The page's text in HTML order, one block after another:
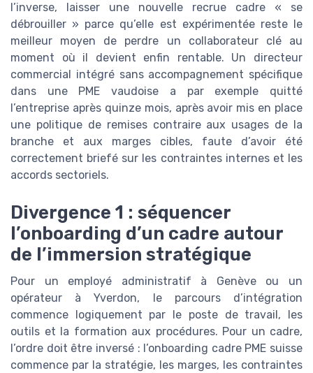
l’inverse, laisser une nouvelle recrue cadre « se
débrouiller » parce qu’elle est expérimentée reste le
meilleur moyen de perdre un collaborateur clé au
moment où il devient enfin rentable. Un directeur
commercial intégré sans accompagnement spécifique
dans une PME vaudoise a par exemple quitté
l’entreprise après quinze mois, après avoir mis en place
une politique de remises contraire aux usages de la
branche et aux marges cibles, faute d’avoir été
correctement briefé sur les contraintes internes et les
accords sectoriels.
Divergence 1 : séquencer
l’onboarding d’un cadre autour
de l’immersion stratégique
Pour un employé administratif à Genève ou un
opérateur à Yverdon, le parcours d’intégration
commence logiquement par le poste de travail, les
outils et la formation aux procédures. Pour un cadre,
l’ordre doit être inversé : l’onboarding cadre PME suisse
commence par la stratégie, les marges, les contraintes